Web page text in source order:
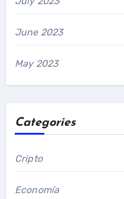
June 2023
May 2023
Categories
Cripto
Economía